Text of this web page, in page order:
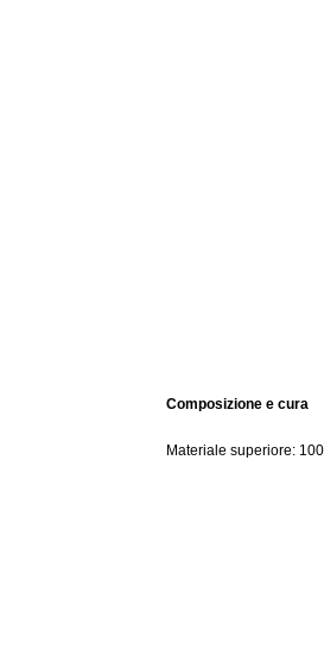
Composizione e cura
Materiale superiore: